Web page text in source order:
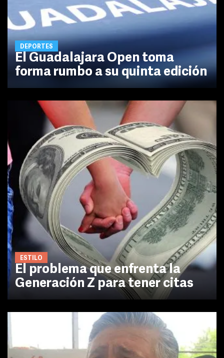
DEPORTES
El Guadalajara Open toma
forma rumbo a su quinta edición
ESTILO
El problema que enfrenta la
Generación Z para tener citas